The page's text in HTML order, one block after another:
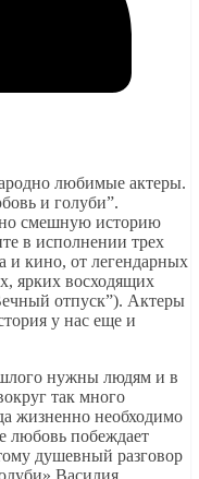
любимые актеры.
и голуби”.
смешную историю
в исполнении трех
и кино, от легендарных
ярких восходящих
отпуск”). Актеры
у нас еще и
нужны людям и в
так много
жизненно необходимо
любовь побеждает
душевный разговор